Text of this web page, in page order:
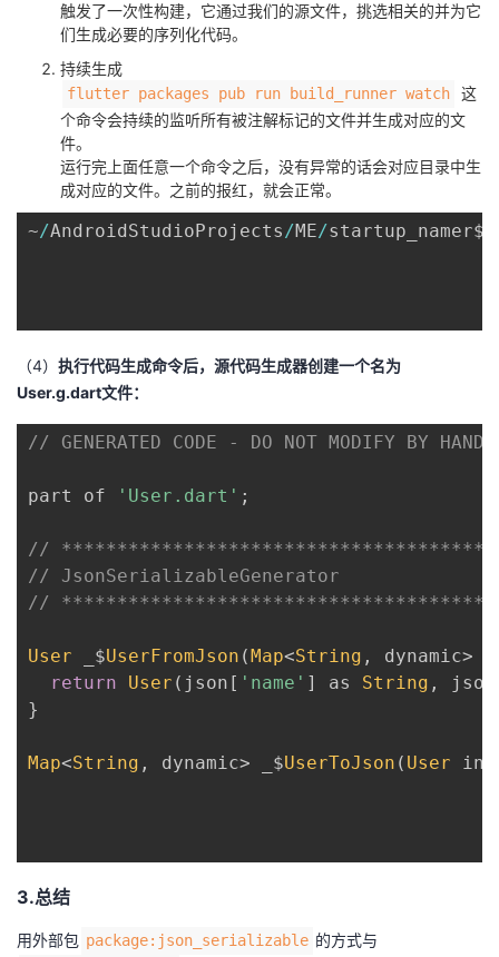
触发了一次性构建，它通过我们的源文件，挑选相关的并为它
们生成必要的序列化代码。
持续生成
flutter packages pub run build_runner watch
这
个命令会持续的监听所有被注解标记的文件并生成对应的文
件。
运行完上面任意一个命令之后，没有异常的话会对应目录中生
成对应的文件。之前的报红，就会正常。
~/AndroidStudioProjects/ME/
（4） 执行代码生成命令后，源代码生成器创建一个名为
User.g.dart文件：
// GENERATED CODE - DO NOT MODIFY BY HAND
part of 'User.dart' ;
//
// JsonSerializableGenerator
//
User _$UserFromJson (Map<String , dynamic>
return
User ( json [ 'name' ] as String , json
}
Map<String , dynamic> _$UserToJson ( User
3.总结
用外部包 package:json_serializable 的方式与